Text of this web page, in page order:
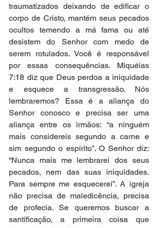
traumatizados deixando de edificar o
corpo de Cristo, mantém seus pecados
ocultos temendo a má fama ou até
desistem do Senhor com medo de
serem rotulados. Você é responsável
por essas consequências. Miquéias
7:18 diz que Deus perdoa a iniquidade
e esquece a transgressão. Nós
lembraremos? Essa é a aliança do
Senhor conosco e precisa ser uma
aliança entre os irmãos: “a ninguém
mais considereis segundo a carne e
sim segundo o espírito”. O Senhor diz:
“Nunca mais me lembrarei dos seus
pecados, nem das suas iniquidades.
Para sempre me esquecerei”. A igreja
não precisa de maledicência, precisa
de profecia. Se queremos buscar a
santificação, a primeira coisa que